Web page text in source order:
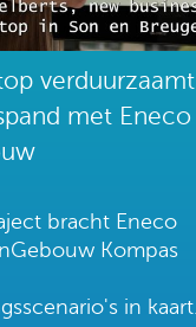
verduurzaamt
met Eneco
bracht Eneco
Kompas
in kaart.